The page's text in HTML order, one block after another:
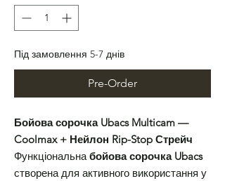
Під замовлення 5-7 днів
Pre-Order
Бойова сорочка Ubacs Multicam —
Coolmax + Нейлон Rip-Stop Стрейч
Функціональнабойова сорочка Ubacs
створена для активного використання у